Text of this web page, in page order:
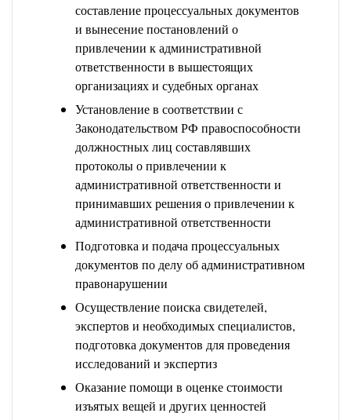
составление процессуальных документов
и вынесение постановлений о
привлечении к административной
ответственности в вышестоящих
организациях и судебных органах
Установление в соответствии с
Законодательством РФ правоспособности
должностных лиц составлявших
протоколы о привлечении к
административной ответственности и
принимавших решения о привлечении к
административной ответственности
Подготовка и подача процессуальных
документов по делу об административном
правонарушении
Осуществление поиска свидетелей,
экспертов и необходимых специалистов,
подготовка документов для проведения
исследований и экспертиз
Оказание помощи в оценке стоимости
изъятых вещей и других ценностей